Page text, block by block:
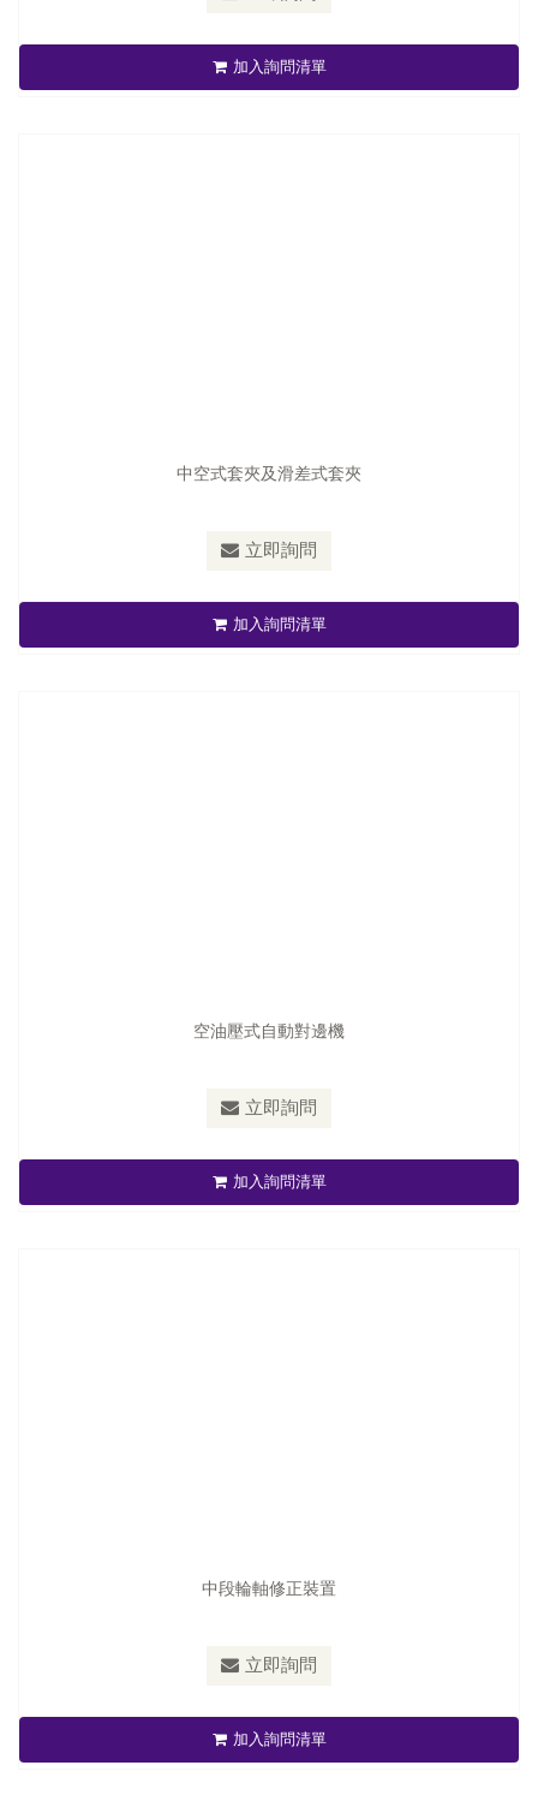
加入詢問清單
中空式套夾及滑差式套夾
立即詢問
加入詢問清單
空油壓式自動對邊機
立即詢問
加入詢問清單
中段輪軸修正裝置
立即詢問
加入詢問清單